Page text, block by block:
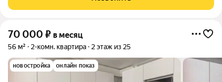
проживанию. Культурные соседи и отсутствие
70 000 ₽ в месяц
56 м² 2-комн. квартира 2 этаж из 25
новостройка онлайн показ